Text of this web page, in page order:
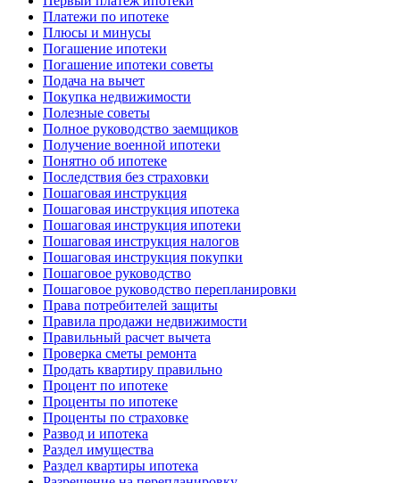
Платежи по ипотеке
Плюсы и минусы
Погашение ипотеки
Погашение ипотеки советы
Подача на вычет
Покупка недвижимости
Полезные советы
Полное руководство заемщиков
Получение военной ипотеки
Понятно об ипотеке
Последствия без страховки
Пошаговая инструкция
Пошаговая инструкция ипотека
Пошаговая инструкция ипотеки
Пошаговая инструкция налогов
Пошаговая инструкция покупки
Пошаговое руководство
Пошаговое руководство перепланировки
Права потребителей защиты
Правила продажи недвижимости
Правильный расчет вычета
Проверка сметы ремонта
Продать квартиру правильно
Процент по ипотеке
Проценты по ипотеке
Проценты по страховке
Развод и ипотека
Раздел имущества
Раздел квартиры ипотека